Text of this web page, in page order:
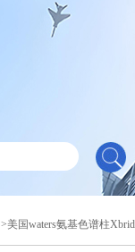
>美国waters氨基色谱柱Xbridge Amide